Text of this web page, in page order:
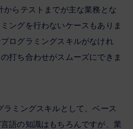
からテストまでが主な業務とな
ングを行わないケースもありま
ログラミングスキルがなけれ
打ち合わせがスムーズにできま
ラミングスキルとして、ベース
語の知識はもちろんですが、業